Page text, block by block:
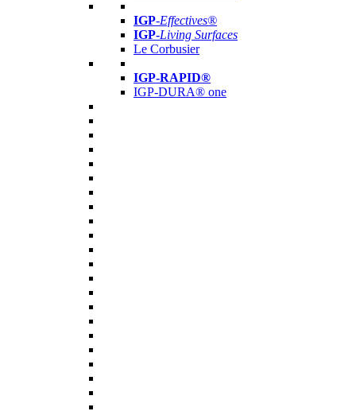
IGP-Effectives®
IGP-Living Surfaces
Le Corbusier
IGP-RAPID®
IGP-DURA® one